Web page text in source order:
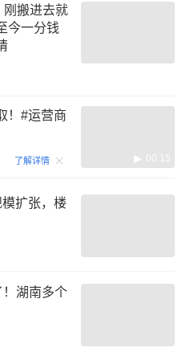
刚搬进去就
今一分钱
！#运营商
了解详情 00:15
扩张，楼
！湖南多个